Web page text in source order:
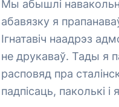
Мы абышлі
абавязку я
Ігнатавіч наадрэз
не друкаваў. Тады я
расповяд пра
падпісаць, паколькі